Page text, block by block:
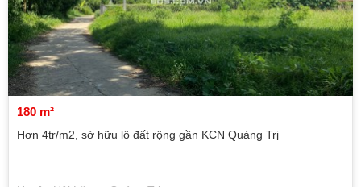
180 m²
Hơn 4tr/m2, sở hữu lô đất rộng gần KCN Quảng Trị